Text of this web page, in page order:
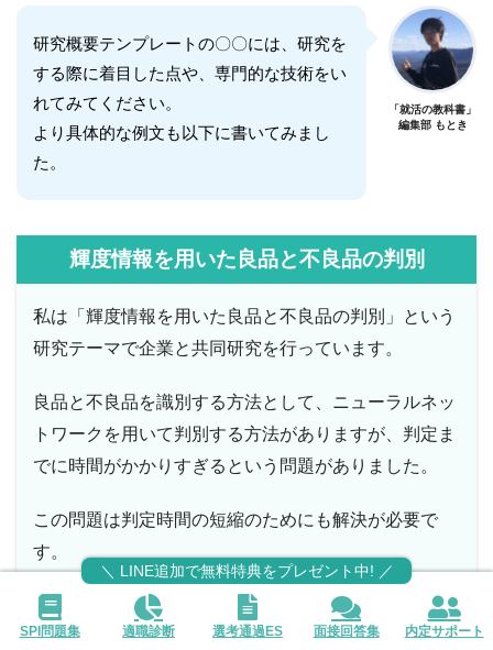
研究概要テンプレートの〇〇には、研究を
する際に着目した点や、専門的な技術をい
れてみてください。
より具体的な例文も以下に書いてみまし
た。
「就活の教科書」
編集部 もとき
輝度情報を用いた良品と不良品の判別
私は「輝度情報を用いた良品と不良品の判別」という
研究テーマで企業と共同研究を行っています。
良品と不良品を識別する方法として、ニューラルネッ
トワークを用いて判別する方法がありますが、判定ま
でに時間がかかりすぎるという問題がありました。
この問題は判定時間の短縮のためにも解決が必要で
す。
従来の方法であるニューラルネットワークでは判定に
時間がかかりすぎるという問題を解決するために、画
SPI問題集 適職診断 選考通過ES 面接回答集 内定サポート
＼ LINE追加で無料特典をプレゼント中! ／